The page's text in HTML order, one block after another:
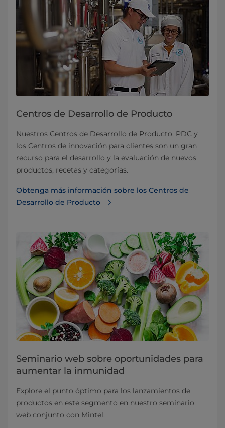
Centros de Desarrollo de Producto
Nuestros Centros de Desarrollo de Producto, PDC y
los Centros de innovación para clientes son un gran
recurso para el desarrollo y la evaluación de nuevos
productos, recetas y categorías.
Obtenga más información sobre los Centros de
Desarrollo de Producto
Seminario web sobre oportunidades para
aumentar la inmunidad
Explore el punto óptimo para los lanzamientos de
productos en este segmento en nuestro seminario
web conjunto con Mintel.